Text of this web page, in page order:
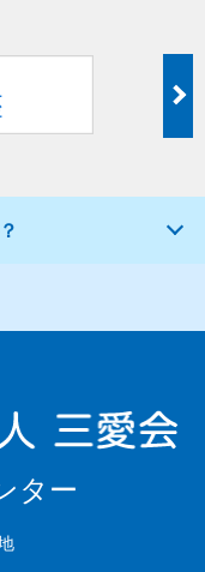
ター